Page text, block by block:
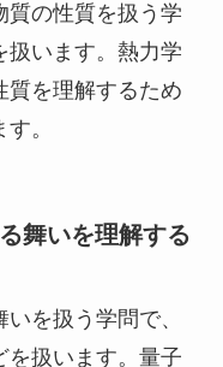
質の性質を扱う学
扱います。熱力学
質を理解するため
。
舞いを理解する
を扱う学問で、
を扱います。量子